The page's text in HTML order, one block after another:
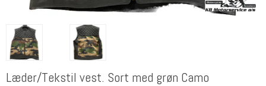
Læder/Tekstil vest. Sort med grøn Camo